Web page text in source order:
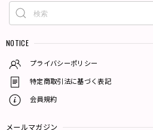
NOTICE
プライバシーポリシー
特定商取引法に基づく表記
会員規約
メールマガジン